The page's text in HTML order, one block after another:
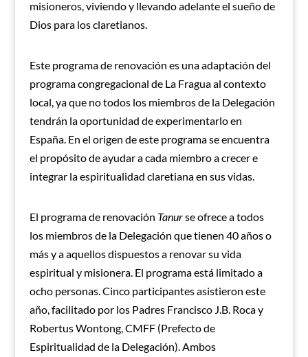
misioneros, viviendo y llevando adelante el sueño de
Dios para los claretianos.
Este programa de renovación es una adaptación del
programa congregacional de La Fragua al contexto
local, ya que no todos los miembros de la Delegación
tendrán la oportunidad de experimentarlo en
España. En el origen de este programa se encuentra
el propósito de ayudar a cada miembro a crecer e
integrar la espiritualidad claretiana en sus vidas.
El programa de renovación Tanurse ofrece a todos
los miembros de la Delegación que tienen 40 años o
más y a aquellos dispuestos a renovar su vida
espiritual y misionera. El programa está limitado a
ocho personas. Cinco participantes asistieron este
año, facilitado por los Padres Francisco J.B. Roca y
Robertus Wontong, CMFF (Prefecto de
Espiritualidad de la Delegación). Ambos